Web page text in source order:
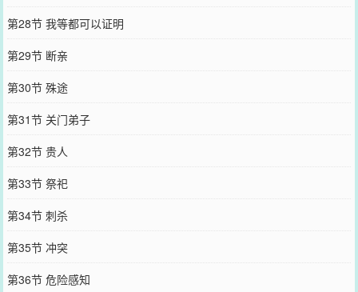
第28节 我等都可以证明
第29节 断亲
第30节 殊途
第31节 关门弟子
第32节 贵人
第33节 祭祀
第34节 刺杀
第35节 冲突
第36节 危险感知